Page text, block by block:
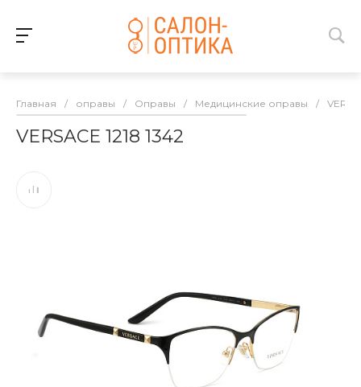
Главная / оправы / Оправы / Медицинские оправы /
VERSACE 1218 1342